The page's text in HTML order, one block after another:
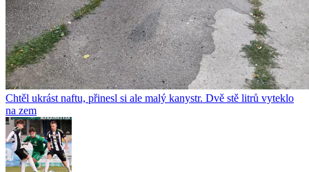
Chtěl ukrást naftu, přinesl si ale malý kanystr. Dvě stě litrů vyteklo
na zem